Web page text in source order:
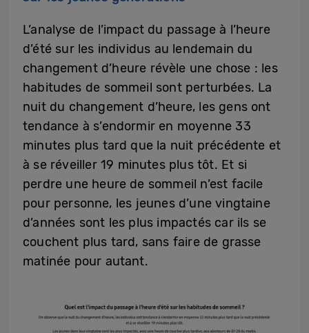
L’analyse de l’impact du passage à l’heure
d’été sur les individus au lendemain du
changement d’heure révèle une chose : les
habitudes de sommeil sont perturbées. La
nuit du changement d’heure, les gens ont
tendance à s’endormir en moyenne 33
minutes plus tard que la nuit précédente et
à se réveiller 19 minutes plus tôt. Et si
perdre une heure de sommeil n’est facile
pour personne, les jeunes d’une vingtaine
d’années sont les plus impactés car ils se
couchent plus tard, sans faire de grasse
matinée pour autant.